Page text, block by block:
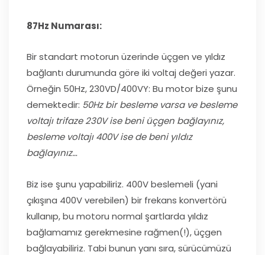
87Hz Numarası:
Bir standart motorun üzerinde üçgen ve yıldız
bağlantı durumunda göre iki voltaj değeri yazar.
Örneğin 50Hz, 230VD/400VY: Bu motor bize şunu
demektedir: 50Hz bir besleme varsa ve besleme
voltajı trifaze 230V ise beni üçgen bağlayınız,
besleme voltajı 400V ise de beni yıldız
bağlayınız…
Biz ise şunu yapabiliriz. 400V beslemeli (yani
çıkışına 400V verebilen) bir frekans konvertörü
kullanıp, bu motoru normal şartlarda yıldız
bağlamamız gerekmesine rağmen(!), üçgen
bağlayabiliriz. Tabi bunun yanı sıra, sürücümüzü